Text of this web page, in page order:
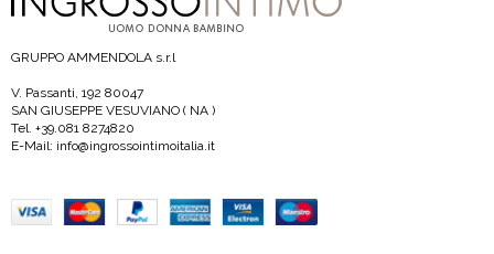
GRUPPO AMMENDOLA s.r.l
V. Passanti, 192 80047
SAN GIUSEPPE VESUVIANO ( NA )
Tel. +39.081 8274820
E-Mail: info@ingrossointimoitalia.it